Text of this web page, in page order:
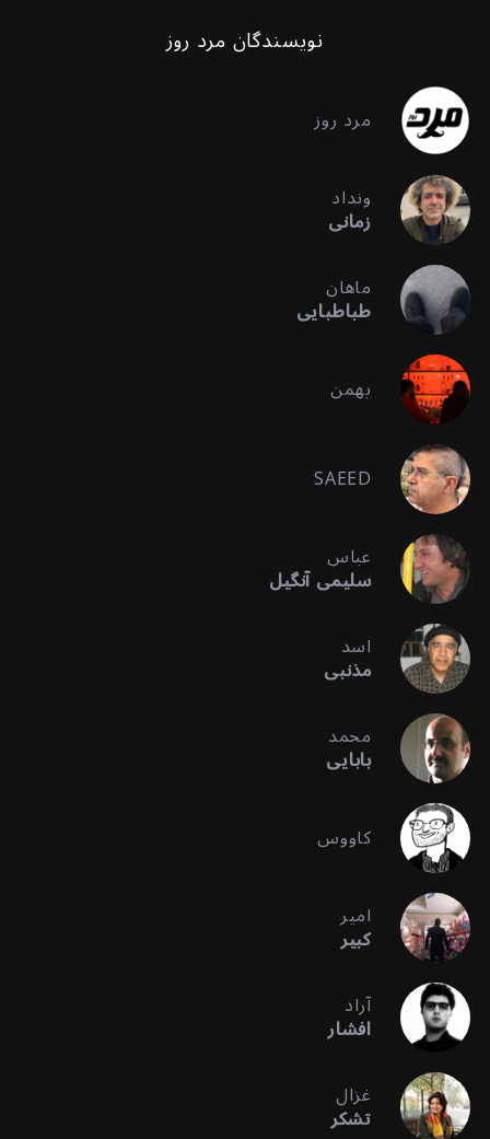
نویسندگان مرد روز
مرد روز
ونداد
زمانی
ماهان
طباطبایی
بهمن
SAEED
عباس
سلیمی آنگیل
اسد
مذنبی
محمد
بابایی
کاووس
امیر
کبیر
آراد
افشار
غزال
تشکر